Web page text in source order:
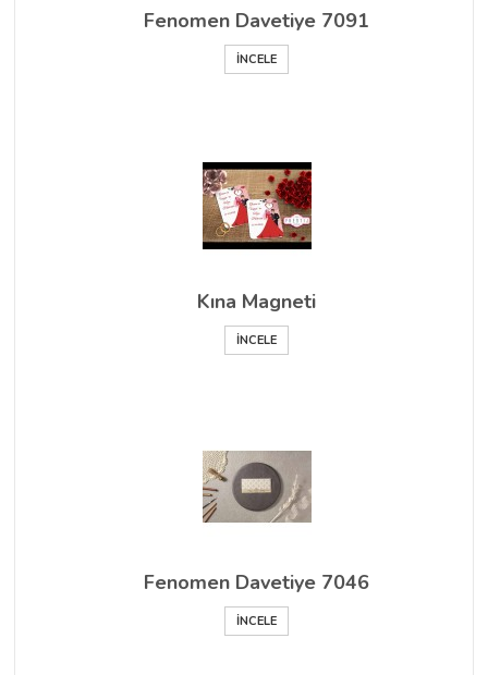
Fenomen Davetiye 7091
İNCELE
Kına Magneti
İNCELE
Fenomen Davetiye 7046
İNCELE